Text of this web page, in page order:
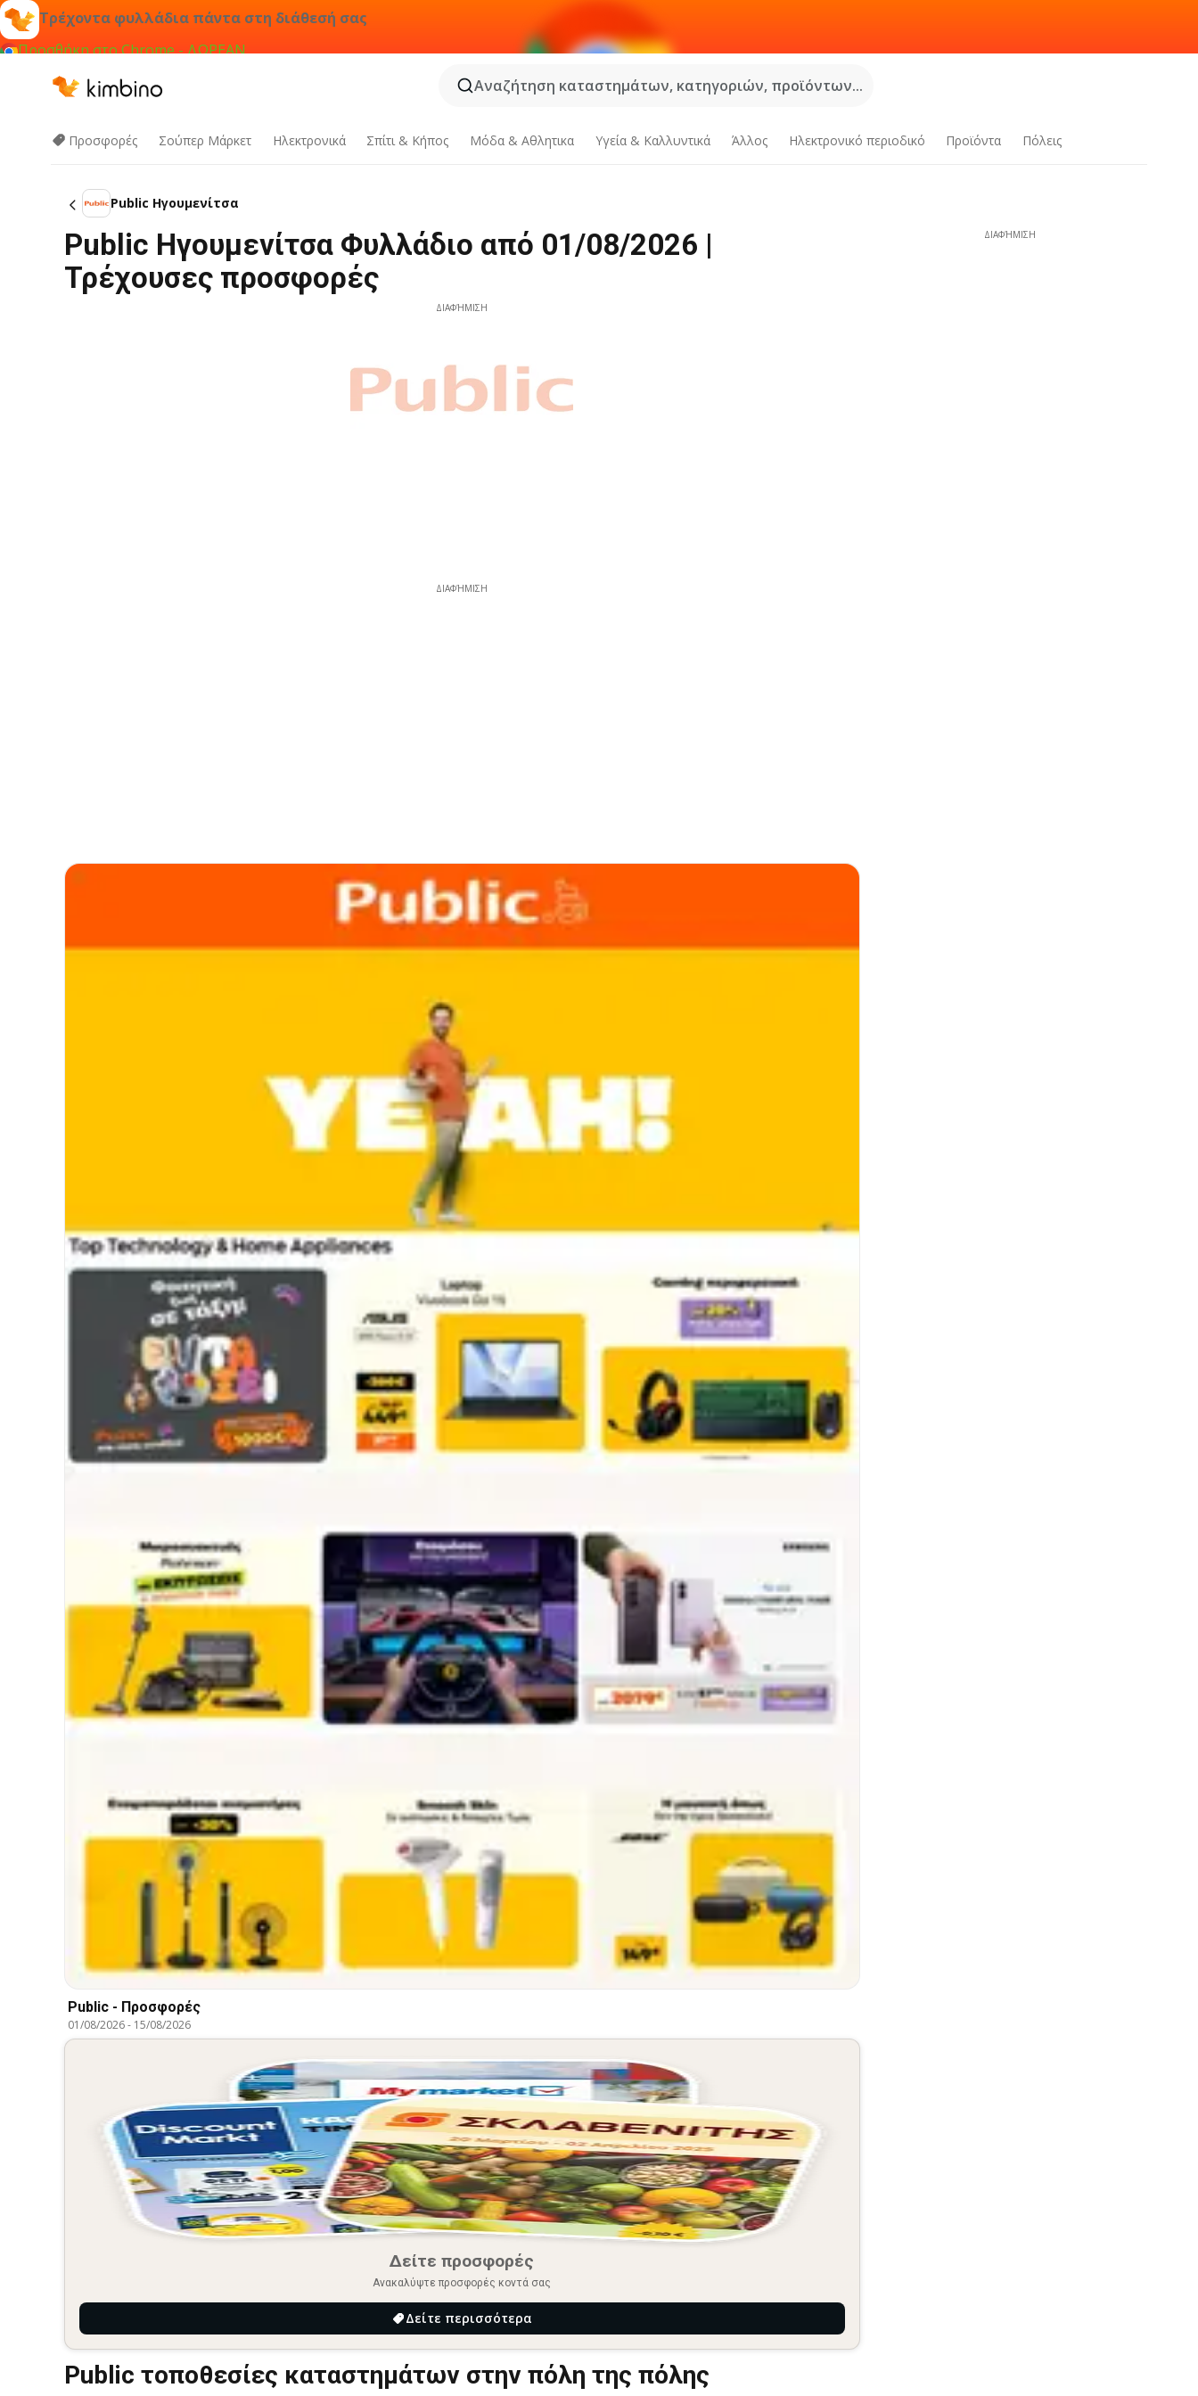
Τρέχοντα φυλλάδια πάντα στη διάθεσή σας
Προσθήκη στο Chrome - ΔΩΡΕΑΝ
Αναζήτηση καταστημάτων, κατηγοριών, προϊόντων...
Προσφορές Σούπερ Μάρκετ Hλεκτρονικά Σπίτι & Κήπος Μόδα & Aθλητικα Υγεία & Καλλυντικά Άλλος Ηλεκτρονικό περιοδικό Προϊόντα Πόλεις
Public Ηγουμενίτσα
Public Ηγουμενίτσα Φυλλάδιο από 01/08/2026 |
Τρέχουσες προσφορές
ΔΙΑΦΉΜΙΣΗ
ΔΙΑΦΉΜΙΣΗ
Public - Προσφορές
01/08/2026- 15/08/2026
Δείτε προσφορές
Ανακαλύψτε προσφορές κοντά σας
Δείτε περισσότερα
Public τοποθεσίες καταστημάτων στην πόλη της πόλης
ΔΙΑΦΉΜΙΣΗ